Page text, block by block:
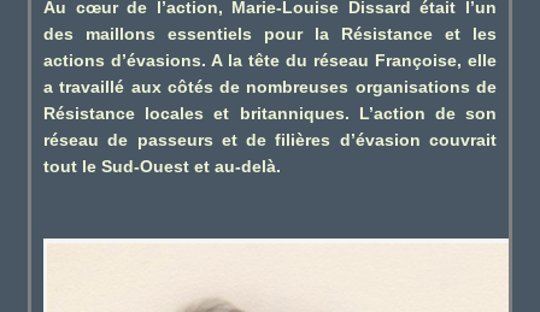
Au cœur de l’action, Marie-Louise Dissard était l’un
des maillons essentiels pour la Résistance et les
actions d’évasions. A la tête du réseau Françoise, elle
a travaillé aux côtés de nombreuses organisations de
Résistance locales et britanniques. L’action de son
réseau de passeurs et de filières d’évasion couvrait
tout le Sud-Ouest et au-delà.